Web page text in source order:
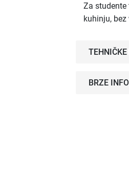
Za studente
kuhinju, bez
BRZE